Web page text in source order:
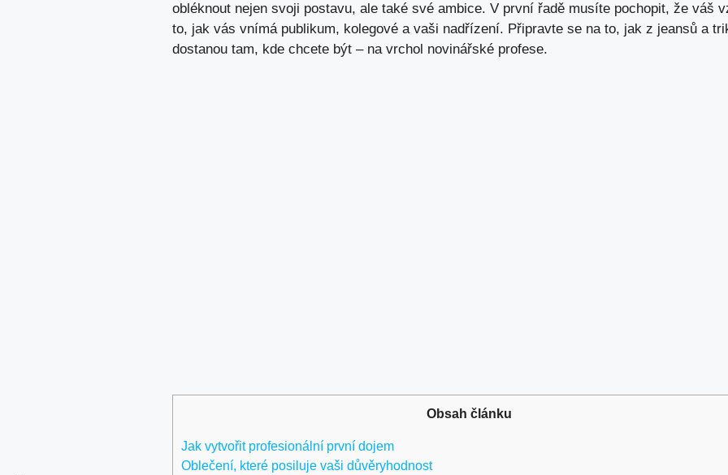
obléknout nejen svoji postavu, ale také své ambice. V první řadě musíte pochopit, že váš
to, jak vás vnímá publikum, kolegové a vaši nadřízení. Připravte se na to, jak z jeansů a
dostanou tam, kde chcete být – na vrchol novinářské profese.
Obsah článku
Jak vytvořit profesionální první dojem
Oblečení, které posiluje vaši důvěryhodnost